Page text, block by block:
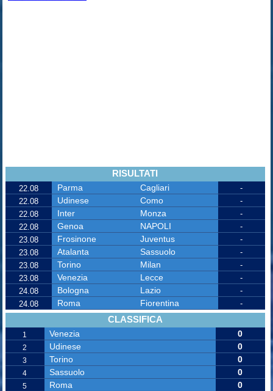
RISULTATI
22.08 Parma Cagliari
-
22.08
Udinese Como
-
22.08
Inter Monza
-
22.08
Genoa NAPOLI
-
23.08
Frosinone Juventus
-
23.08
Atalanta Sassuolo
-
23.08
Torino Milan
-
23.08
Venezia Lecce
-
24.08
Bologna Lazio
-
24.08
Roma Fiorentina -
CLASSIFICA
1 Venezia 0
2 Udinese 0
3 Torino 0
4 Sassuolo 0
5 Roma 0